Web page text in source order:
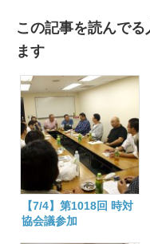
この記事を読んで
ます
【7/4】第1018回 時対
協会議参加